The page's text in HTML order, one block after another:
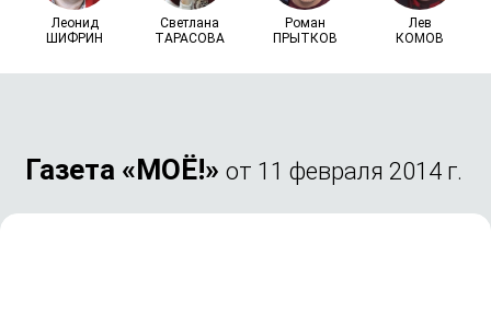
Леонид
ШИФРИН
Светлана
ТАРАСОВА
Роман
ПРЫТКОВ
Лев
КОМОВ
Газета «МОЁ!»от 11 февраля 2014 г.